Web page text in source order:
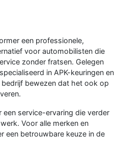
een professionele,
voor automobilisten die
zonder fratsen. Gelegen
in APK-keuringen en
bewezen dat het ook op
service-ervaring die verder
Voor alle merken en
een betrouwbare keuze in de